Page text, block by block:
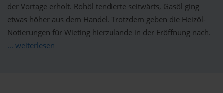
der Vortage erholt. Rohöl tendierte seitwärts, Gasöl ging
etwas höher aus dem Handel. Trotzdem geben die Heizöl-
Notierungen für Wieting hierzulande in der Eröffnung nach.
... weiterlesen